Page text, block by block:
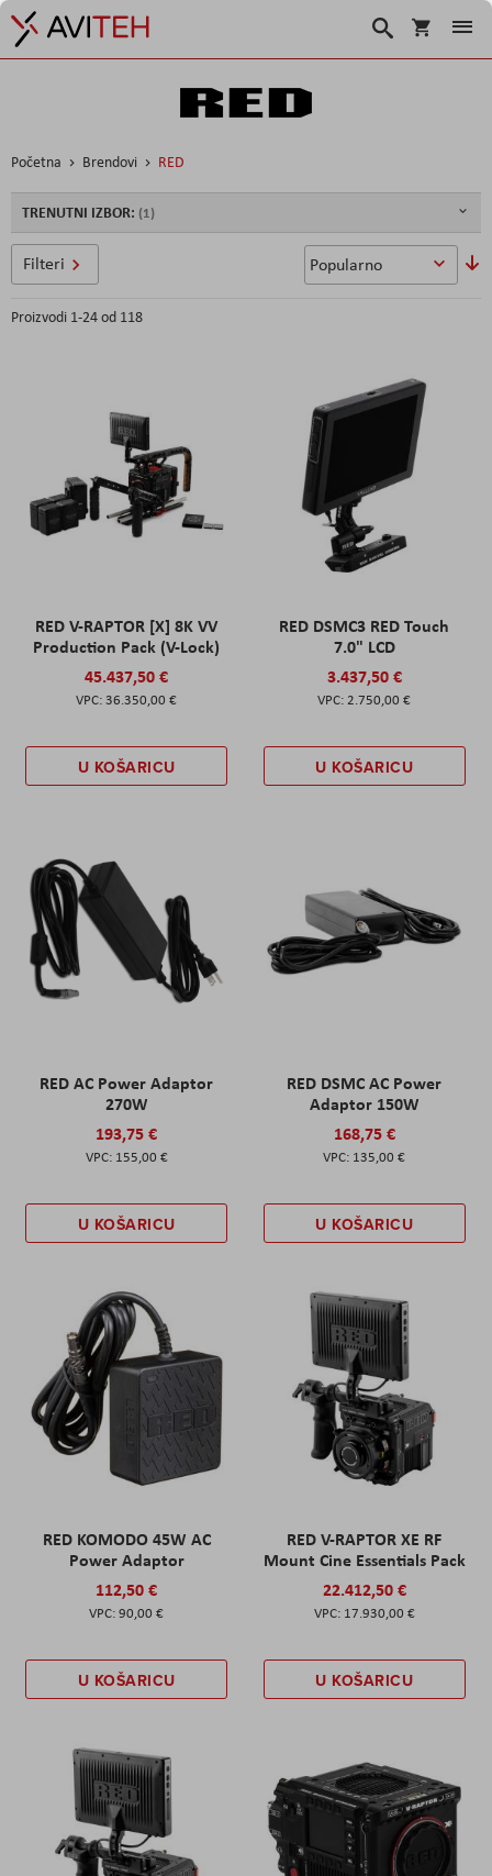
Košarica
Traži
Početna Brendovi RED
Proizvodi 1-24od 118
RED V-RAPTOR [X] 8K VV
Production Pack (V-Lock)
45.437,50 €
36.350,00 €
U KOŠARICU
RED DSMC3 RED Touch
7.0" LCD
3.437,50 €
2.750,00 €
U KOŠARICU
RED AC Power Adaptor
270W
193,75 €
155,00 €
U KOŠARICU
RED DSMC AC Power
Adaptor 150W
168,75 €
135,00 €
U KOŠARICU
RED KOMODO 45W AC
Power Adaptor
112,50 €
90,00 €
U KOŠARICU
RED V-RAPTOR XE RF
Mount Cine Essentials Pack
22.412,50 €
17.930,00 €
U KOŠARICU
Filteri
TRENUTNI IZBOR: